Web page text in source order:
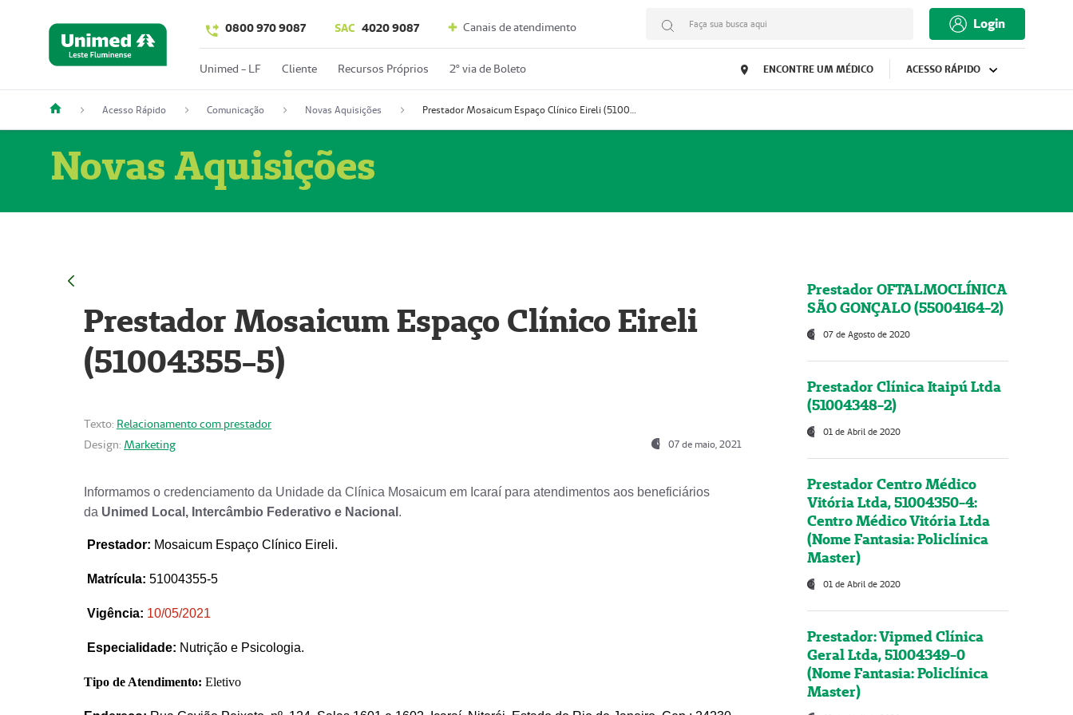
0800 970 9087 SAC 4020 9087 Canais de atendimento Faça sua busca aqui Login
Unimed - LF Cliente Recursos Próprios 2º via de Boleto ENCONTRE UM MÉDICO ACESSO RÁPIDO
Acesso Rápido Comunicação Novas Aquisições Prestador Mosaicum Espaço Clínico Eireli (51004355-5)
Novas Aquisições
Prestador Mosaicum Espaço Clínico Eireli
(51004355-5)
Texto: Relacionamento com prestador
Design: Marketing 07 de maio, 2021
Informamos o credenciamento da Unidade da Clínica Mosaicum em Icaraí para atendimentos aos beneficiários
da Unimed Local, Intercâmbio Federativo e Nacional .
Prestador: Mosaicum Espaço Clínico Eireli.
Matrícula: 51004355-5
Vigência: 10/05/2021
Especialidade: Nutrição e Psicologia.
Tipo de Atendimento: Eletivo
Prestador OFTALMOCLÍNICA
SÃO GONÇALO (55004164-2)
07 de Agosto de 2020
Prestador Clínica Itaipú Ltda
(51004348-2)
01 de Abril de 2020
Prestador Centro Médico
Vitória Ltda, 51004350-4:
Centro Médico Vitória Ltda
(Nome Fantasia: Policlínica
Master)
01 de Abril de 2020
Prestador: Vipmed Clínica
Geral Ltda, 51004349-0
(Nome Fantasia: Policlínica
Master)